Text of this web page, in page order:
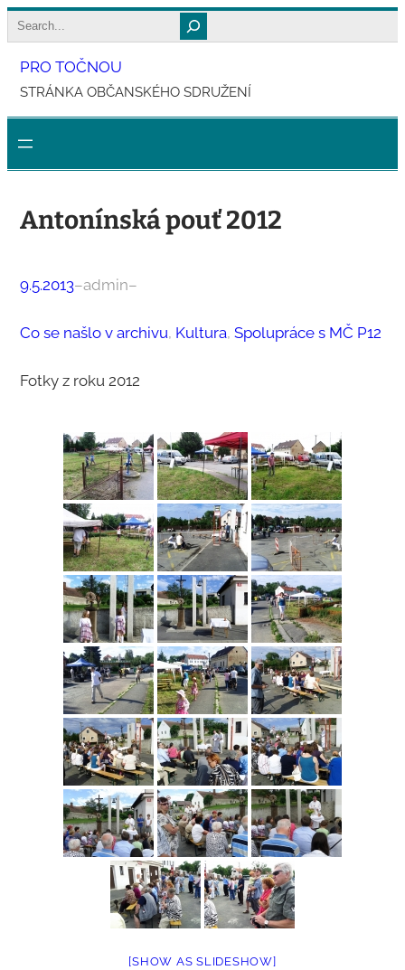
Přeskočit
na
obsah
Search
PRO TOČNOU
STRÁNKA OBČANSKÉHO SDRUŽENÍ
Antonínská pouť 2012
9.5.2013–admin–
Co se našlo v archivu, Kultura, Spolupráce s MČ P12
Fotky z roku 2012
[SHOW AS SLIDESHOW]